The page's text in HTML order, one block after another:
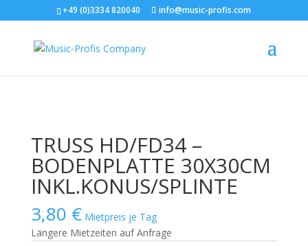
+49 (0)3334 820040 info@music-profis.com
Start/Rigging & Truss/Traversen
/ TRUSS HD/FD34 –
TRUSS HD/FD34 –
BODENPLATTE 30X30CM
INKL.KONUS/SPLINTE
3,80 € Mietpreis je Tag
Längere Mietzeiten auf Anfrage